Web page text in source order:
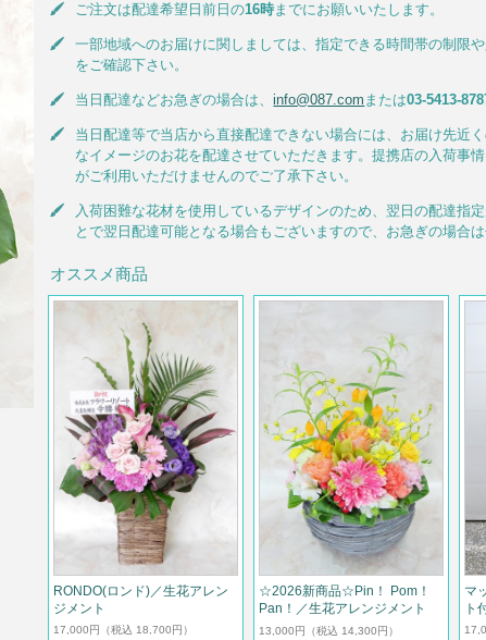
ご注文は配達希望日前日の16時までにお願いいたします。
一部地域へのお届けに関しましては、指定できる時間帯の制限
をご確認下さい。
当日配達などお急ぎの場合は、info@087.com または03-5413-
当日配達等で当店から直接配達できない場合には、お届け先近
なイメージのお花を配達させていただきます。提携店の入荷事
がご利用いただけませんのでご了承下さい。
入荷困難な花材を使用しているデザインのため、翌日の配達指
とで翌日配達可能となる場合もございますので、お急ぎの場合は
オススメ商品
RONDO(ロンド)／生花アレン
ジメント
17,000円 （税込 18,700円）
☆2026新商品☆Pin！ Pom！
Pan！／生花アレンジメント
13,000円 （税込 14,300円）
マ
ト